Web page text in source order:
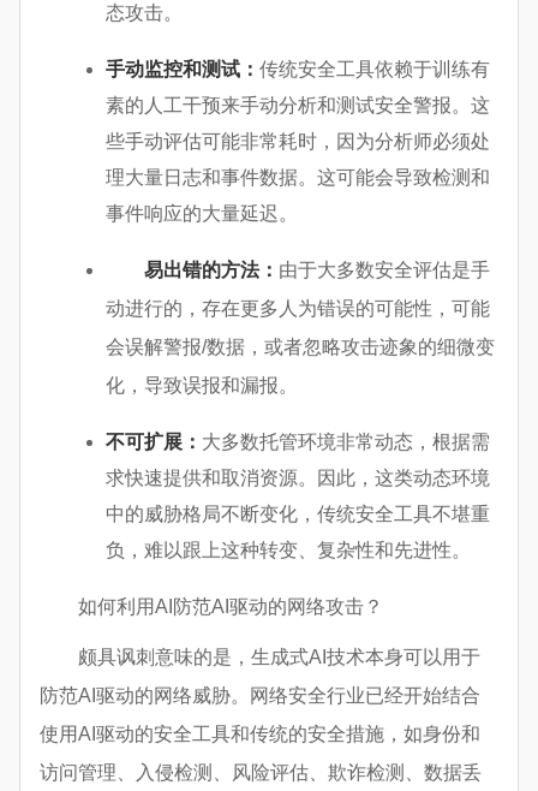
态攻击。
手动监控和测试： 传统安全工具依赖于训练有
素的人工干预来手动分析和测试安全警报。这
些手动评估可能非常耗时，因为分析师必须处
理大量日志和事件数据。这可能会导致检测和
事件响应的大量延迟。
易出错的方法： 由于大多数安全评估是手
动进行的，存在更多人为错误的可能性，可能
会误解警报/数据，或者忽略攻击迹象的细微变
化，导致误报和漏报。
不可扩展： 大多数托管环境非常动态，根据需
求快速提供和取消资源。因此，这类动态环境
中的威胁格局不断变化，传统安全工具不堪重
负，难以跟上这种转变、复杂性和先进性。
如何利用AI防范AI驱动的网络攻击？
颇具讽刺意味的是，生成式AI技术本身可以用于
防范AI驱动的网络威胁。网络安全行业已经开始结合
使用AI驱动的安全工具和传统的安全措施，如身份和
访问管理、入侵检测、风险评估、欺诈检测、数据丢